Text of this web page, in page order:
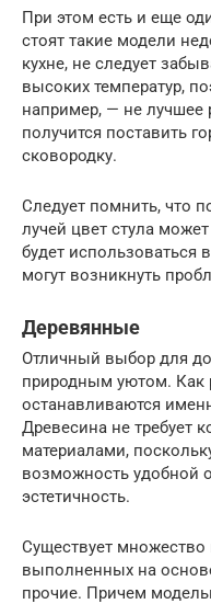
При этом есть и еще
стоят такие модели
кухне, не следует
высоких температур,
например, — не лучшее
получится поставить
сковородку.
Следует помнить, что
лучей цвет стула
будет
могут возникнуть
Деревянные
Отличный выбор для
природным уютом. Как
останавливаются
Древесина не требует
материалами,
возможность удобной
эстетичность.
Существует множество
выполненных на
прочие. Причем